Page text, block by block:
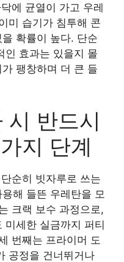
에 균열이 가고 우레
미 습기가 침투해 콘
확률이 높다. 단순
인 효과는 있을지 몰
팽창하며 더 큰 들
시 반드시
지 단계
순히 빗자루로 쓰는
해 들뜬 우레탄을 모
크랙 보수 과정으로,
미세한 실금까지 퍼티
번째는 프라이머 도
공정을 건너뛰거나